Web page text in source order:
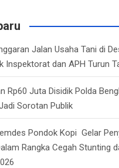
Jalan Usaha Tani di
Inspektorat dan APH Turun
Rp60 Juta Disidik Polda
Sorotan Publik
Pondok Kopi Gelar
Rangka Cegah Stunting